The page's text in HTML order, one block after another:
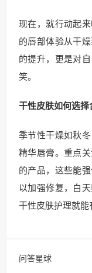
现在，就行动起
的唇部体验从干
的提升，更是对
笑。
干性皮肤如何选择
季节性干燥如秋
精华唇膏。重点
的产品，这些能
以加强修复，白
干性皮肤护理就能
问答星球